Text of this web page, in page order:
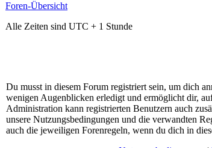
Foren-Übersicht
Alle Zeiten sind UTC + 1 Stunde
Du musst in diesem Forum registriert sein, um dich
wenigen Augenblicken erledigt und ermöglicht dir,
Administration kann registrierten Benutzern auch
unsere Nutzungsbedingungen und die verwandten
auch die jeweiligen Forenregeln, wenn du dich in